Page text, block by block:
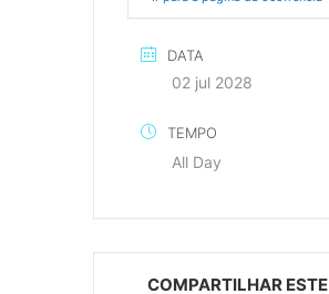
DATA
02 jul 2028
TEMPO
All Day
COMPARTILHAR ESTE